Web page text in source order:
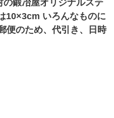
の鍛冶屋オリジナルステ
10×3cm いろんなものに
のため、代引き、日時